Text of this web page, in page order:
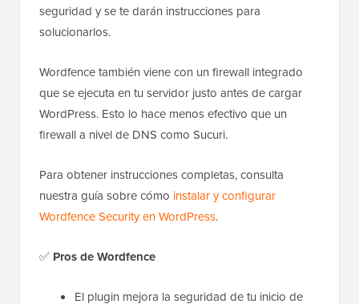
seguridad y se te darán instrucciones para
solucionarlos.
Wordfence también viene con un firewall integrado
que se ejecuta en tu servidor justo antes de cargar
WordPress. Esto lo hace menos efectivo que un
firewall a nivel de DNS como Sucuri.
Para obtener instrucciones completas, consulta
nuestra guía sobre cómo instalar y configurar
Wordfence Security en WordPress.
✅ Pros de Wordfence
El plugin mejora la seguridad de tu inicio de